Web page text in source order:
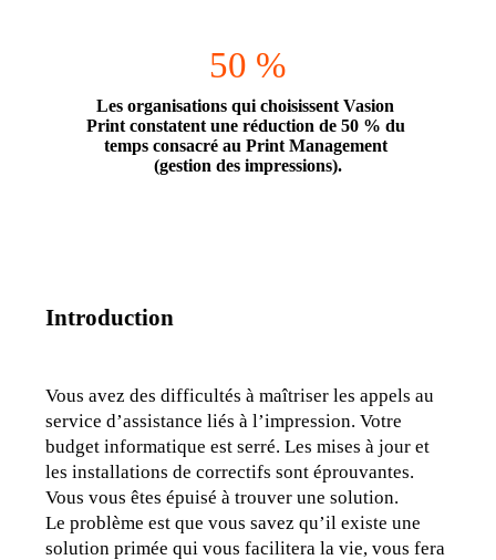
50 %
Les organisations qui choisissent Vasion
Print constatent une réduction de 50 % du
temps consacré au Print Management
(gestion des impressions).
Introduction
Vous avez des difficultés à maîtriser les appels au
service d’assistance liés à l’impression. Votre
budget informatique est serré. Les mises à jour et
les installations de correctifs sont éprouvantes.
Vous vous êtes épuisé à trouver une solution.
Le problème est que vous savez qu’il existe une
solution primée qui vous facilitera la vie, vous fera